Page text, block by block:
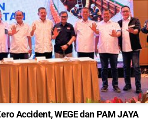
Accident, WEGE dan PAM JAYA